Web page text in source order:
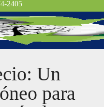
2405
Un
para